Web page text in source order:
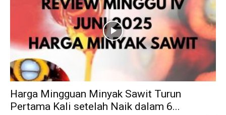
Harga Mingguan Minyak Sawit Turun
Pertama Kali setelah Naik dalam 6...